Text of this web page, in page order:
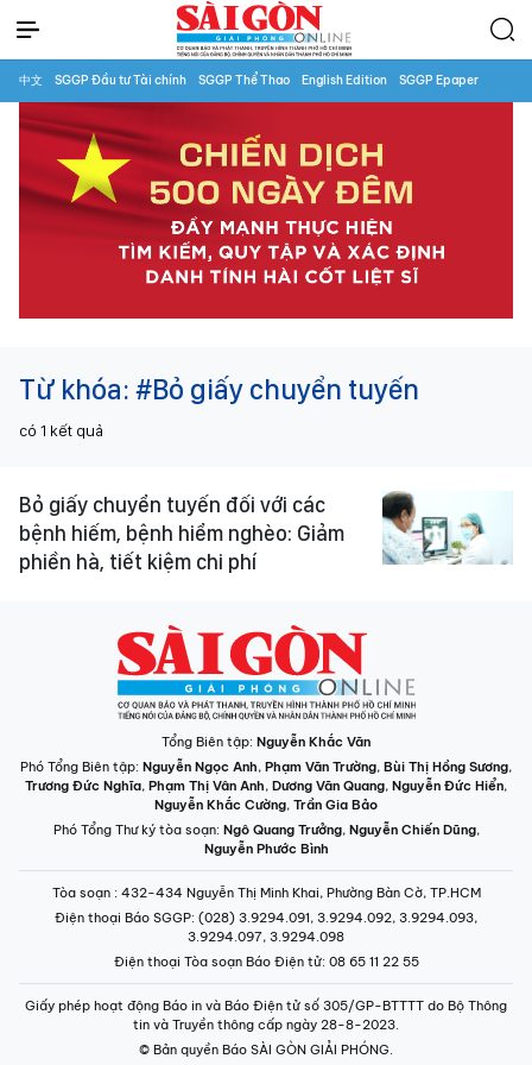
中文 SGGP Đầu tư Tài chính SGGP Thể Thao English Edition SGGP Epaper
Từ khóa: #Bỏ giấy chuyển tuyến
có 1 kết quả
Bỏ giấy chuyển tuyến đối với các
bệnh hiếm, bệnh hiểm nghèo: Giảm
phiền hà, tiết kiệm chi phí
Tổng Biên tập: Nguyễn Khắc Văn
Phó Tổng Biên tập: Nguyễn Ngọc Anh, Phạm Văn Trường, Bùi Thị Hồng Sương,
Trương Đức Nghĩa, Phạm Thị Vân Anh, Dương Văn Quang, Nguyễn Đức Hiển,
Nguyễn Khắc Cường, Trần Gia Bảo
Phó Tổng Thư ký tòa soạn: Ngô Quang Trưởng, Nguyễn Chiến Dũng,
Nguyễn Phước Bình
Tòa soạn : 432-434 Nguyễn Thị Minh Khai, Phường Bàn Cờ, TP.HCM
Điện thoại Báo SGGP: (028) 3.9294.091, 3.9294.092, 3.9294.093,
3.9294.097, 3.9294.098
Điện thoại Tòa soạn Báo Điện tử: 08 65 11 22 55
Giấy phép hoạt động Báo in và Báo Điện tử số 305/GP-BTTTT do Bộ Thông
tin và Truyền thông cấp ngày 28-8-2023.
© Bản quyền Báo SÀI GÒN GIẢI PHÓNG.